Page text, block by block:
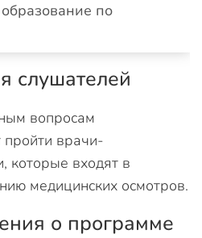
по
слушателей
вопросам
пройти врачи-
которые входят в
медицинских осмотров.
о программе